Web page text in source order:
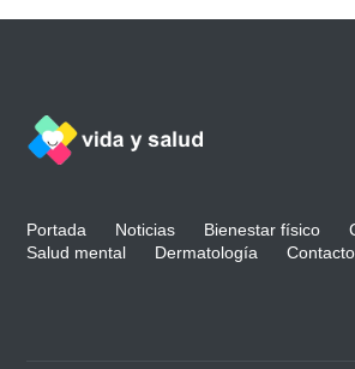
Portada Noticias Bienestar físico
Salud mental
Dermatología Contacto